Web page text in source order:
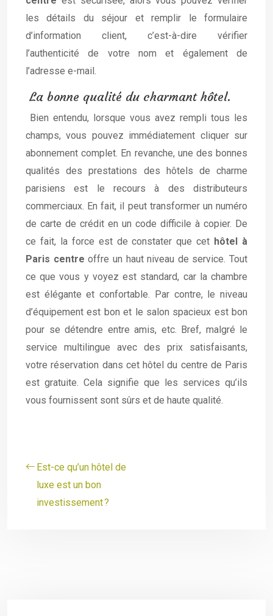
les détails du séjour et remplir le formulaire
d’information client, c’est-à-dire vérifier
l’authenticité de votre nom et également de
l’adresse e-mail.
La bonne qualité du charmant hôtel.
Bien entendu, lorsque vous avez rempli tous les
champs, vous pouvez immédiatement cliquer sur
abonnement complet. En revanche, une des bonnes
qualités des prestations des hôtels de charme
parisiens est le recours à des distributeurs
commerciaux. En fait, il peut transformer un numéro
de carte de crédit en un code difficile à copier. De
ce fait, la force est de constater que cet hôtel à
Paris centre offre un haut niveau de service. Tout
ce que vous y voyez est standard, car la chambre
est élégante et confortable. Par contre, le niveau
d’équipement est bon et le salon spacieux est bon
pour se détendre entre amis, etc. Bref, malgré le
service multilingue avec des prix satisfaisants,
votre réservation dans cet hôtel du centre de Paris
est gratuite. Cela signifie que les services qu’ils
vous fournissent sont sûrs et de haute qualité.
Est-ce qu’un hôtel de
luxe est un bon
investissement ?